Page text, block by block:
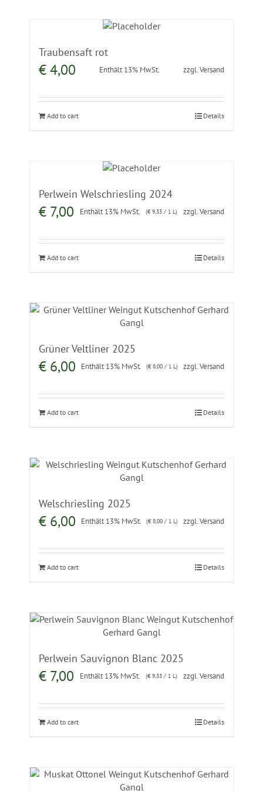
Traubensaft rot
€4,00 Enthält 13% MwSt. zzgl.Versand
Add to cart Details
Perlwein Welschriesling 2024
€ 7,00 Enthält 13% MwSt. (€9,33 / 1 L) zzgl.Versand
Add to cart Details
Grüner Veltliner 2025
€ 6,00 Enthält 13% MwSt. (€8,00 / 1 L) zzgl.Versand
Add to cart Details
Welschriesling 2025
€ 6,00 Enthält 13% MwSt. (€8,00 / 1 L) zzgl.Versand
Add to cart Details
Perlwein Sauvignon Blanc 2025
€ 7,00 Enthält 13% MwSt. (€9,33 / 1 L) zzgl.Versand
Add to cart Details